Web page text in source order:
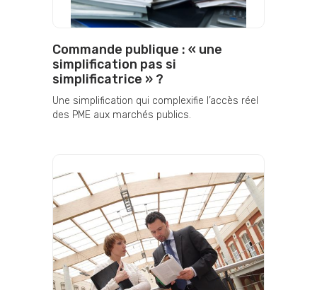
Commande publique : « une
simplification pas si
simplificatrice » ?
Une simplification qui complexifie l’accès réel
des PME aux marchés publics.